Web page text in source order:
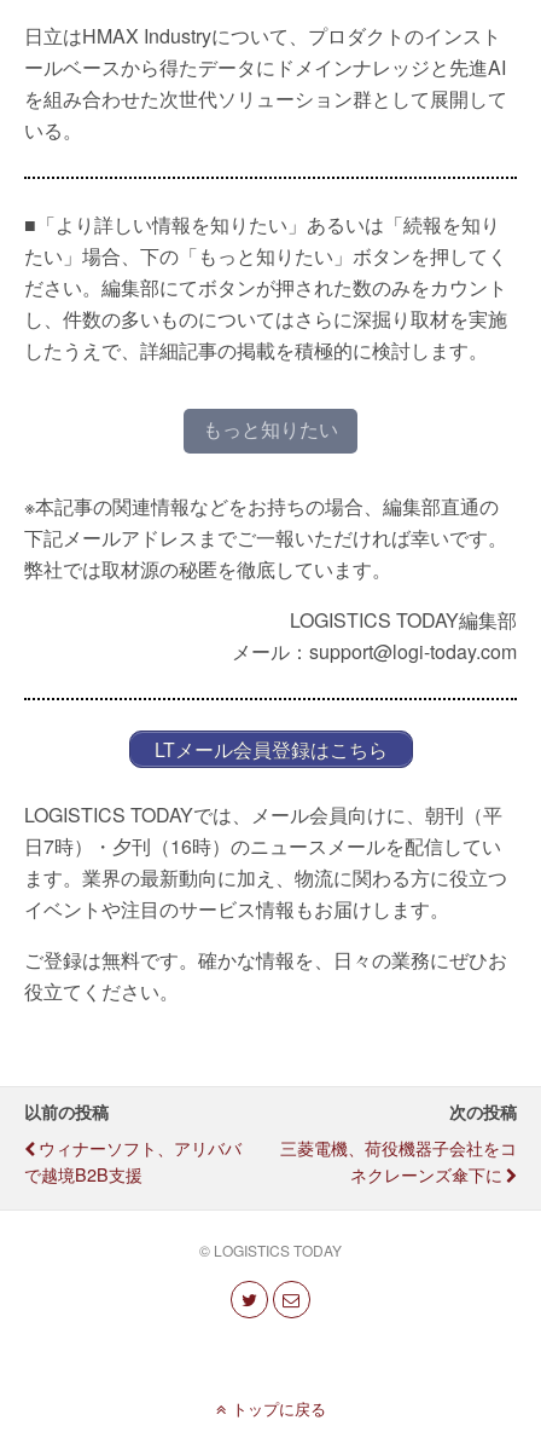
日立はHMAX Industryについて、プロダクトのインスト
ールベースから得たデータにドメインナレッジと先進AI
を組み合わせた次世代ソリューション群として展開して
いる。
■「より詳しい情報を知りたい」あるいは「続報を知り
たい」場合、下の「もっと知りたい」ボタンを押してく
ださい。編集部にてボタンが押された数のみをカウント
し、件数の多いものについてはさらに深掘り取材を実施
したうえで、詳細記事の掲載を積極的に検討します。
もっと知りたい
※本記事の関連情報などをお持ちの場合、編集部直通の
下記メールアドレスまでご一報いただければ幸いです。
弊社では取材源の秘匿を徹底しています。
LOGISTICS TODAY編集部
メール：support@logi-today.com
LTメール会員登録はこちら
LOGISTICS TODAYでは、メール会員向けに、朝刊（平
日7時）・夕刊（16時）のニュースメールを配信してい
ます。業界の最新動向に加え、物流に関わる方に役立つ
イベントや注目のサービス情報もお届けします。
ご登録は無料です。確かな情報を、日々の業務にぜひお
役立てください。
以前の投稿
ウィナーソフト、アリババ
で越境B2B支援
次の投稿
三菱電機、荷役機器子会社をコ
ネクレーンズ傘下に
© LOGISTICS TODAY
トップに戻る